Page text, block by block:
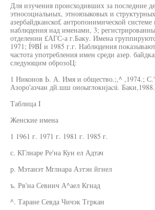
Для изучения происходивших за последние
этносоциальных, этноязыковых и
азербайдканско£ антропонимической
наблюдения над именами, 3;
отделении £АГС-а г.Баку. Имена
1971; Í9BÍ и 1985 г.г. Наблюдения
частота употребления имен среди азер.
следующим оброзоЦ:
1 Никонов Ь. А. Имя и общество.;,^ ,1974.; С.'
Азоро'азчан дй.шш оиоыглокнjacú.
Таблица I
Женские имена
1 1961 г. 1971 г. 1981 г. 1985 г.
с. КГлнаре Ре'на Кун ел Адтач
р. Мэтанэт Мглнара Азтэн йгнел
ъ. Рв'на Севиич А^аел Кгнад
^. Таране Севда Чичэк Тгркан